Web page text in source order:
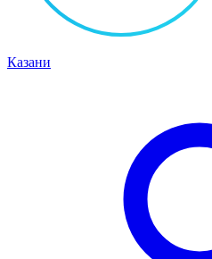
Казани